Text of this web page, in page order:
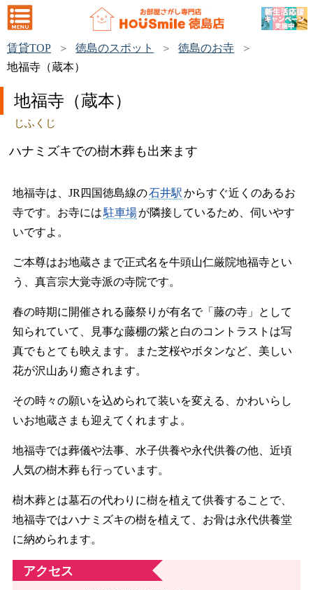
賃貸TOP 徳島のスポット
徳島のお寺
地福寺（蔵本）
地福寺（蔵本）
じふくじ
ハナミズキでの樹木葬も出来ます
地福寺は、JR四国徳島線の石井駅からすぐ近くのあるお
寺です。お寺には駐車場が隣接しているため、伺いやす
いですよ。
ご本尊はお地蔵さまで正式名を牛頭山仁厳院地福寺とい
う、真言宗大覚寺派の寺院です。
春の時期に開催される藤祭りが有名で「藤の寺」として
知られていて、見事な藤棚の紫と白のコントラストは写
真でもとても映えます。また芝桜やボタンなど、美しい
花が沢山あり癒されます。
その時々の願いを込められて装いを変える、かわいらし
いお地蔵さまも迎えてくれますよ。
地福寺では葬儀や法事、水子供養や永代供養の他、近頃
人気の樹木葬も行っています。
樹木葬とは墓石の代わりに樹を植えて供養することで、
地福寺ではハナミズキの樹を植えて、お骨は永代供養堂
に納められます。
アクセス